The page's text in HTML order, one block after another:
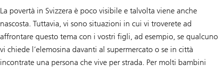
La povertà in Svizzera è poco visibile e talvolta viene anche
nascosta. Tuttavia, vi sono situazioni in cui vi troverete ad
affrontare questo tema con i vostri figli, ad esempio, se qualcuno
vi chiede l’elemosina davanti al supermercato o se in città
incontrate una persona che vive per strada. Per molti bambini